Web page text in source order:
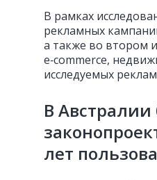
В рамках
рекламных
а также во втором
e‑commerce,
исследуемых
В
лет